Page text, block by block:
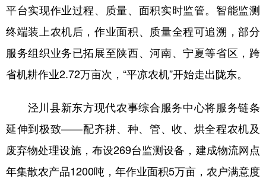
平台实现作业过程、质量、面积实时监管。智能监测
终端装上农机后，作业面积、质量全程可追溯，部分
服务组织业务已拓展至陕西、河南、宁夏等省区，跨
省机耕作业2.72万亩次，“平凉农机”开始走出陇东。
泾川县新东方现代农事综合服务中心将服务链条
延伸到极致——配齐耕、种、管、收、烘全程农机及
废弃物处理设施，布设269台监测设备，建成物流网点
年集散农产品1200吨，年作业面积5万亩，农户满意度